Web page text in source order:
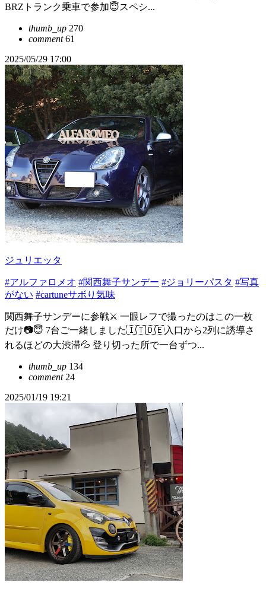
BRZトランク乗車で参加😇スペシ...
thumb_up 270
comment61
2025/05/29 17:00
ジュリエッタ
#アルファロメオ #関西舞子サンデー #ジョリーパスタ #写真
がない #cartuneサボり気味
関西舞子サンデーに参戦⚔️ 一眼レフで撮ったのはこの一枚
だけ📷😇 7台ご一緒しました🇮🇹🇩🇪入口から2列に誘導さ
れるほどの大渋滞💦 登り切った所で一台ずつ...
thumb_up 134
comment24
2025/01/19 19:21